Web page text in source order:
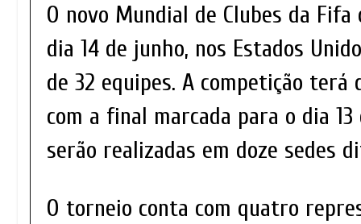
O novo Mundial de Clubes da Fifa
dia 14 de junho, nos Estados
de 32 equipes. A competição terá
com a final marcada para o dia
serão realizadas em doze sedes
O torneio conta com quatro